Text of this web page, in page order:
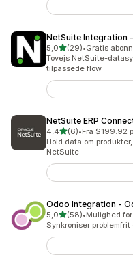
NetSuite Integration
5,0ud af 5 stjerner
(29)
29 anmeldelser i alt
•Gratis
Tovejs NetSuite-
tilpassede flow
NetSuite ERP
4,4ud af 5 stjerner
(6)
6 anmeldelser i alt
•Fra $199.92
Hold data om
NetSuite
Odoo Integration ‑
5,0ud af 5 stjerner
(58)
58 anmeldelser i alt
•Mulighed
Synkroniser problemfrit